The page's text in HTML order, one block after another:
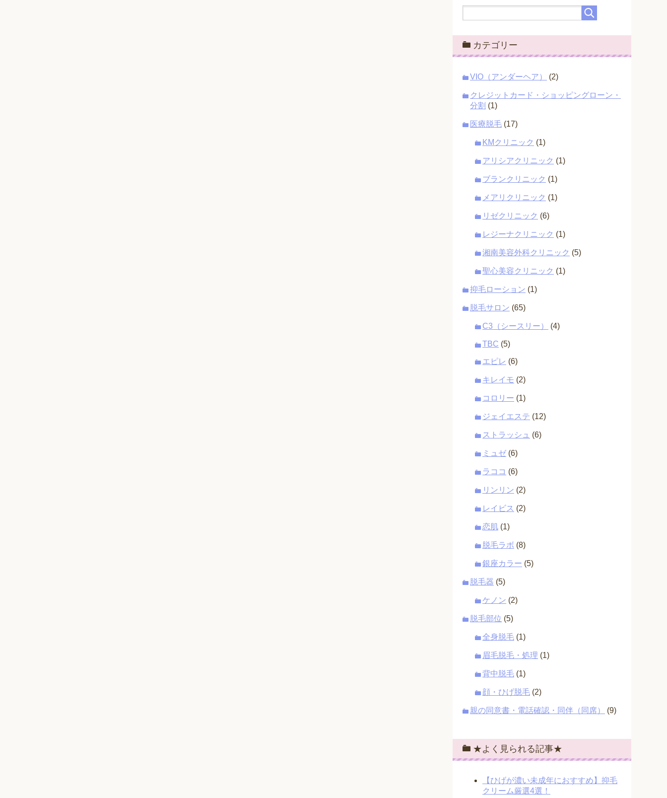
カテゴリー
VIO（アンダーヘア） (2)
クレジットカード・ショッピングローン・
分割 (1)
医療脱毛 (17)
KMクリニック (1)
アリシアクリニック (1)
ブランクリニック (1)
メアリクリニック (1)
リゼクリニック (6)
レジーナクリニック (1)
湘南美容外科クリニック (5)
聖心美容クリニック (1)
抑毛ローション (1)
脱毛サロン (65)
C3（シースリー） (4)
TBC (5)
エピレ (6)
キレイモ (2)
コロリー (1)
ジェイエステ (12)
ストラッシュ (6)
ミュゼ (6)
ラココ (6)
リンリン (2)
レイビス (2)
恋肌 (1)
脱毛ラボ (8)
銀座カラー (5)
脱毛器 (5)
ケノン (2)
脱毛部位 (5)
全身脱毛 (1)
眉毛脱毛・処理 (1)
背中脱毛 (1)
顔・ひげ脱毛 (2)
親の同意書・電話確認・同伴（同席） (9)
★よく見られる記事★
【ひげが濃い未成年におすすめ】抑毛
クリーム厳選4選！